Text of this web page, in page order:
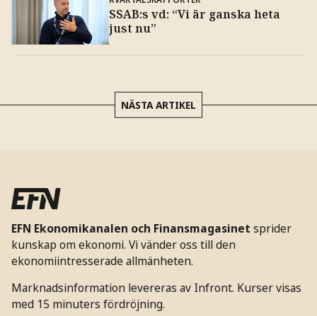
SSAB:s vd: “Vi är ganska heta
just nu”
NÄSTA ARTIKEL
EFN Ekonomikanalen och Finansmagasinet sprider
kunskap om ekonomi. Vi vänder oss till den
ekonomiintresserade allmänheten.
Marknadsinformation levereras av Infront. Kurser visas
med 15 minuters fördröjning.